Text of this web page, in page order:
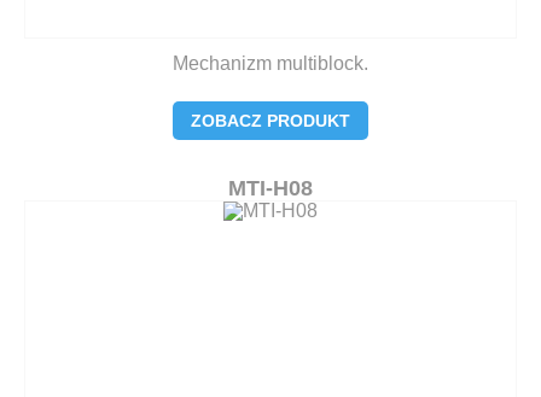
Mechanizm multiblock.
ZOBACZ PRODUKT
MTI-H08